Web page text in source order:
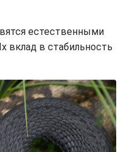
естественными
вклад в стабильность